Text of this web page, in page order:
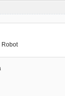
Robot